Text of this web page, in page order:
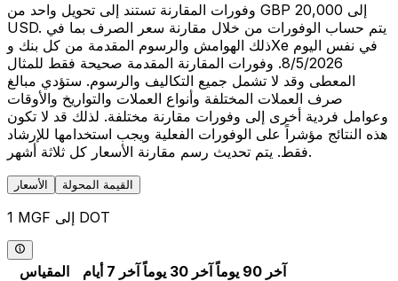
وفورات المقارنة تستند إلى تحويل واحد من GBP 20,000 إلى
USD. يتم حساب الوفورات من خلال مقارنة سعر الصرف بما في
ذلك الهوامش والرسوم المقدمة من كل بنك وXe في نفس اليوم
8/5/2026. وفورات المقارنة المقدمة صحيحة فقط للمثال
المعطى وقد لا تشمل جميع التكاليف والرسوم. ستؤدي مبالغ
صرف العملات المختلفة وأنواع العملات والتواريخ والأوقات
وعوامل فردية أخرى إلى وفورات مقارنة مختلفة. لذلك قد لا تكون
هذه النتائج مؤشراً على الوفورات الفعلية ويجب استخدامها للإرشاد
فقط. يتم تحديث رسم مقارنة الأسعار كل ثلاثة أشهر.
الأسعار القيمة المحولة
1 MGF إلى DOT
المقياس آخر 7 أيام آخر 30 يوماً
آخر 90 يوماً